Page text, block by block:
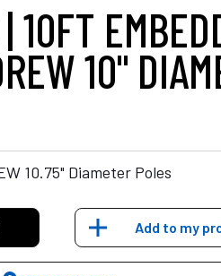
10"
10.75" Diameter Poles
Add to my